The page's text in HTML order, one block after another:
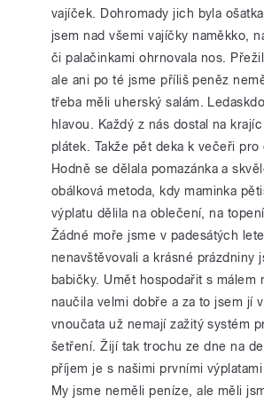
vajíček. Dohromady jich byla
jsem nad všemi vajíčky naměkko,
či palačinkami ohrnovala nos.
ale ani po té jsme příliš peněz
třeba měli uherský salám.
hlavou. Každý z nás dostal na
plátek. Takže pět deka k večeři pro
Hodně se dělala pomazánka a
obálková metoda, kdy maminka
výplatu dělila na oblečení, na
Žádné moře jsme v padesátých
nenavštěvovali a krásné prázdniny
babičky. Umět hospodařit s málem
naučila velmi dobře a za to jsem jí
vnoučata už nemají zažitý systém
šetření. Žijí tak trochu ze dne na
příjem je s našimi prvními
My jsme neměli peníze, ale měli